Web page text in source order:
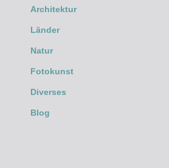
Architektur
Länder
Natur
Fotokunst
Diverses
Blog